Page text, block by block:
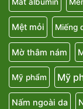
Mất albumin
Mệt mỏi Miếng
Mờ thâm nám
Mỹ phẩm Mỹ